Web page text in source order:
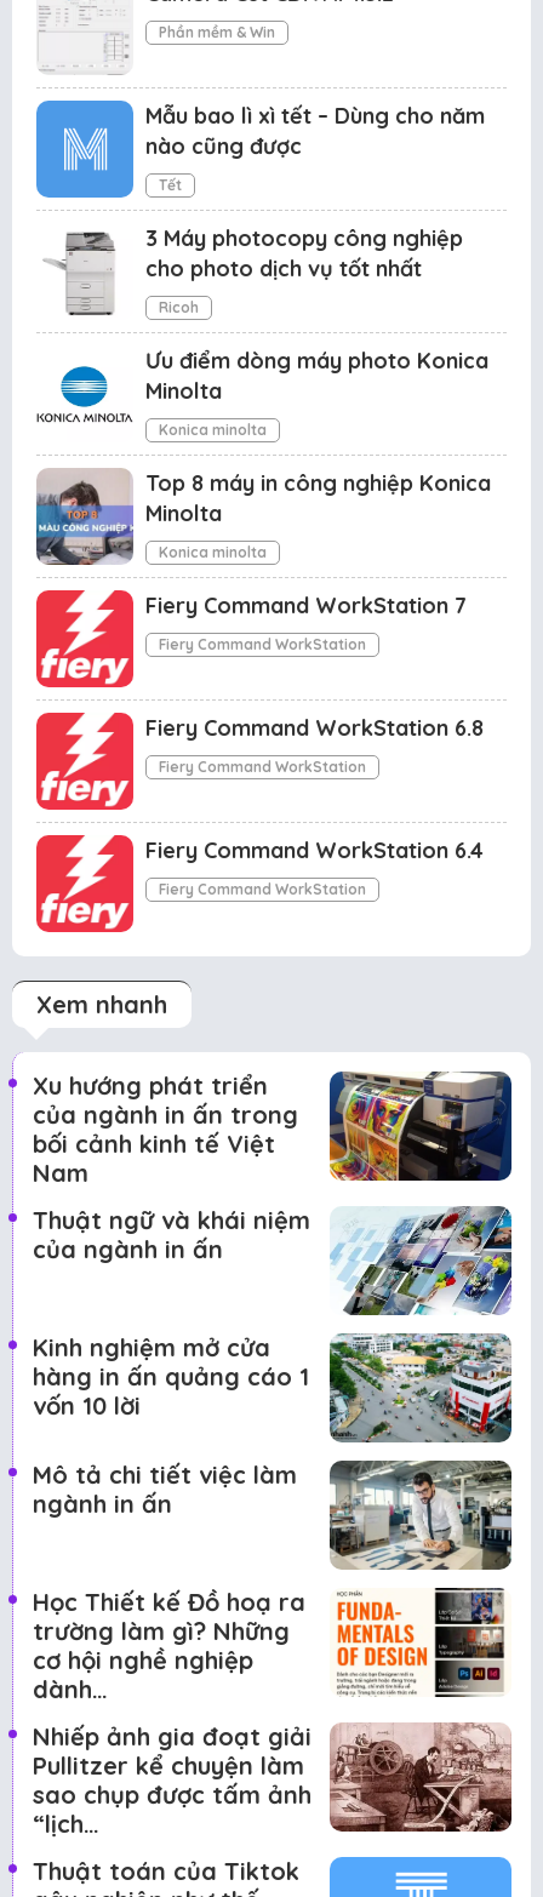
Phần mềm & Win
Mẫu bao lì xì tết – Dùng cho năm
nào cũng được
Tết
3 Máy photocopy công nghiệp
cho photo dịch vụ tốt nhất
Ricoh
Ưu điểm dòng máy photo Konica
Minolta
Konica minolta
Top 8 máy in công nghiệp Konica
Minolta
Konica minolta
Fiery Command WorkStation 7
Fiery Command WorkStation
Fiery Command WorkStation 6.8
Fiery Command WorkStation
Fiery Command WorkStation 6.4
Fiery Command WorkStation
Xem nhanh
Xu hướng phát triển
của ngành in ấn trong
bối cảnh kinh tế Việt
Nam
Thuật ngữ và khái niệm
của ngành in ấn
Kinh nghiệm mở cửa
hàng in ấn quảng cáo 1
vốn 10 lời
Mô tả chi tiết việc làm
ngành in ấn
Học Thiết kế Đồ hoạ ra
trường làm gì? Những
cơ hội nghề nghiệp
dành…
Nhiếp ảnh gia đoạt giải
Pullitzer kể chuyện làm
sao chụp được tấm ảnh
“lịch…
Thuật toán của Tiktok